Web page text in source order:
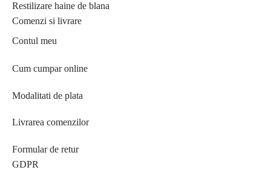
Restilizare haine de blana
Comenzi si livrare
Contul meu
Cum cumpar online
Modalitati de plata
Livrarea comenzilor
Formular de retur
GDPR